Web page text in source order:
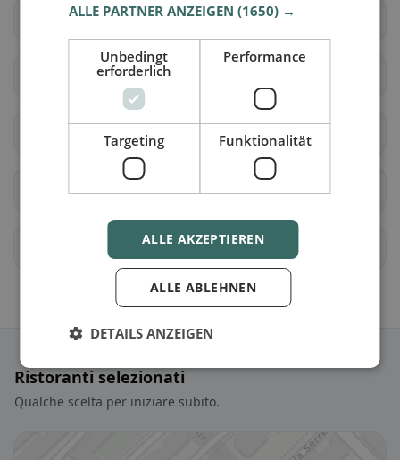
Cornaux Cressier (NE)
Le Landeron Lignières
Neuchâtel Saint-Blaise
Val-de-Ruz
Ristoranti selezionati
Qualche scelta per iniziare subito.
ALLE PARTNER ANZEIGEN(1650) →
Unbedingt
erforderlich
Performance
Targeting Funktionalität
ALLE AKZEPTIEREN
ALLE ABLEHNEN
DETAILS ANZEIGEN